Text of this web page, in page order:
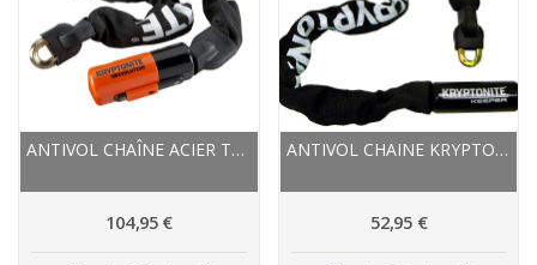
ANTIVOL CHAÎNE ACIER TRAITÉ - KRYPTONITE...
104,95 €
ANTIVOL CHAINE KRYPTONITE ACIER TRAITÉ KEEPER...
52,95 €